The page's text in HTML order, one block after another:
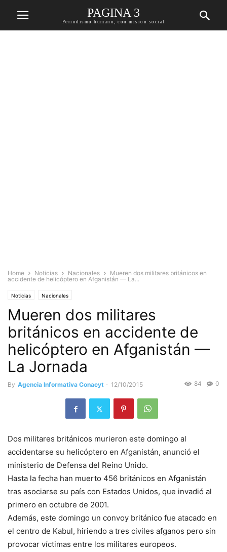
PAGINA 3
Periodismo humano, con mision social
Home Noticias Nacionales
Mueren dos militares británicos en
accidente de helicóptero en Afganistán — La...
Noticias Nacionales
Mueren dos militares
británicos en accidente de
helicóptero en Afganistán —
La Jornada
By Agencia Informativa Conacyt - 12/10/2015 0
84
Dos militares británicos murieron este domingo al
accidentarse su helicóptero en Afganistán, anunció el
ministerio de Defensa del Reino Unido.
Hasta la fecha han muerto 456 británicos en Afganistán
tras asociarse su país con Estados Unidos, que invadió al
primero en octubre de 2001.
Además, este domingo un convoy británico fue atacado en
el centro de Kabul, hiriendo a tres civiles afganos pero sin
provocar víctimas entre los militares europeos.